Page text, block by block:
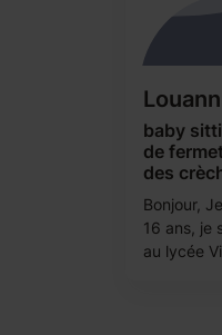
Louann
baby
de
des
Bonjour,
16 ans, je
au lycée